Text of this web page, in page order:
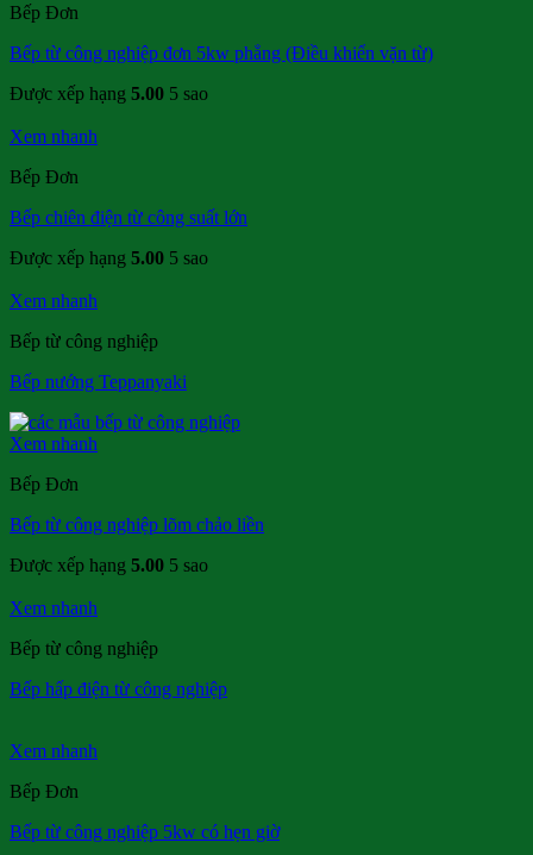
Bếp Đơn
Bếp từ công nghiệp đơn 5kw phẳng (Điều khiển vặn từ)
Được xếp hạng 5.00 5 sao
Xem nhanh
Bếp Đơn
Bếp chiên điện từ công suất lớn
Được xếp hạng 5.00 5 sao
Xem nhanh
Bếp từ công nghiệp
Bếp nướng Teppanyaki
Xem nhanh
Bếp Đơn
Bếp từ công nghiệp lõm chảo liền
Được xếp hạng 5.00 5 sao
Xem nhanh
Bếp từ công nghiệp
Bếp hấp điện từ công nghiệp
Xem nhanh
Bếp Đơn
Bếp từ công nghiệp 5kw có hẹn giờ